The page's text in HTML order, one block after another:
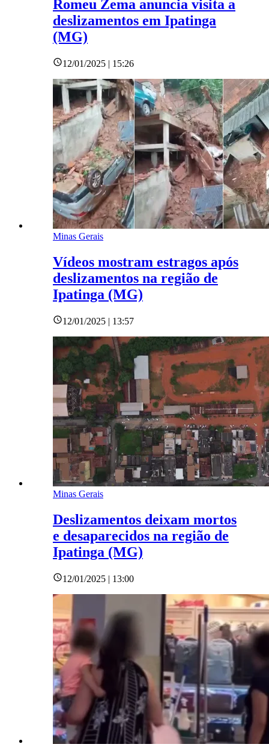
Romeu Zema anuncia visita a
deslizamentos em Ipatinga
(MG)
12/01/2025 | 15:26
Minas Gerais
Vídeos mostram estragos após
deslizamentos na região de
Ipatinga (MG)
12/01/2025 | 13:57
Minas Gerais
Deslizamentos deixam mortos
e desaparecidos na região de
Ipatinga (MG)
12/01/2025 | 13:00